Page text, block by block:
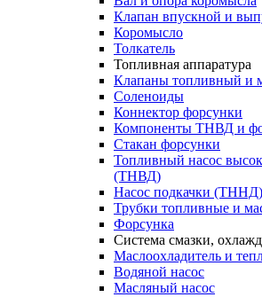
Клапан впускной и
Коромысло
Толкатель
Топливная аппаратура
Клапаны топливный и
Соленоиды
Коннектор форсунки
Компоненты ТНВД и
Стакан форсунки
Топливный насос
(ТНВД)
Насос подкачки (ТННД)
Трубки топливные и
Форсунка
Система смазки,
Маслоохладитель и
Водяной насос
Масляный насос